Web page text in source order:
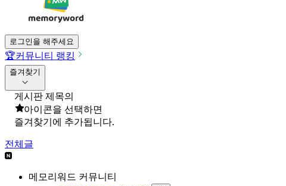
로그인을 해주세요
🏆커뮤니티 랭킹
즐겨찾기
게시판 제목의
아이콘을 선택하면
즐겨찾기에 추가됩니다.
전체글
메모리워드 커뮤니티